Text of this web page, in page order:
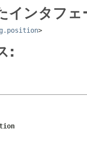
インタフ
>
: